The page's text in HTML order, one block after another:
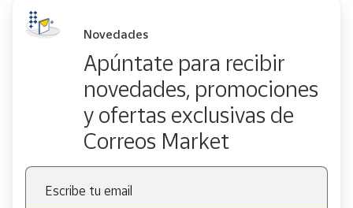
Novedades
Apúntate para recibir
novedades, promociones
y ofertas exclusivas de
Correos Market
Escribe tu email